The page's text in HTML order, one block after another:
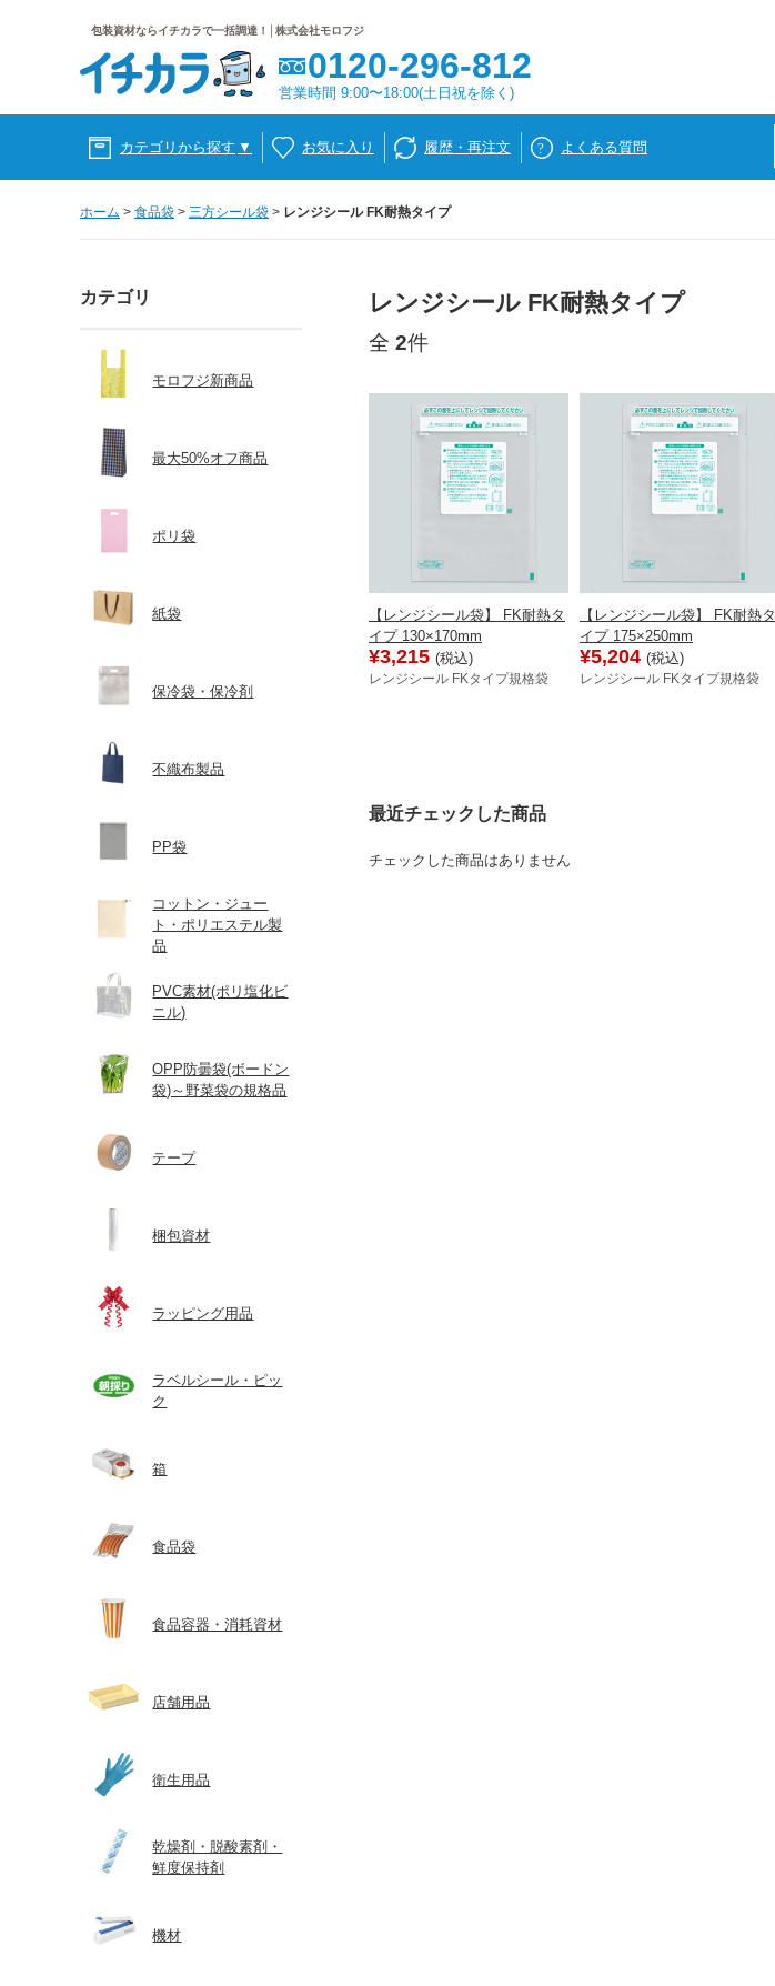
包装資材ならイチカラで一括調達！│株式会社モロフジ
0120-296-812
営業時間 9:00〜18:00(土日祝を除く)
カテゴリから探す ▼ お気に入り 履歴・再注文 よくある質問
ホーム > 食品袋 > 三方シール袋 > レンジシール FK耐熱タイプ
カテゴリ
モロフジ新商品
最大50%オフ商品
ポリ袋
紙袋
保冷袋・保冷剤
不織布製品
PP袋
コットン・ジュー
ト・ポリエステル製
品
PVC素材(ポリ塩化ビ
ニル)
OPP防曇袋(ボードン
袋)～野菜袋の規格品
テープ
梱包資材
ラッピング用品
ラベルシール・ピッ
ク
箱
食品袋
食品容器・消耗資材
店舗用品
衛生用品
乾燥剤・脱酸素剤・
鮮度保持剤
機材
レンジシール FK耐熱タイプ
全 2件
【レンジシール袋】 FK耐熱タ
イプ 130×170mm
¥3,215 (税込)
レンジシール FKタイプ規格袋
【レンジシール袋】 FK耐熱タ
イプ 175×250mm
¥5,204 (税込)
レンジシール FKタイプ規格袋
最近チェックした商品
チェックした商品はありません